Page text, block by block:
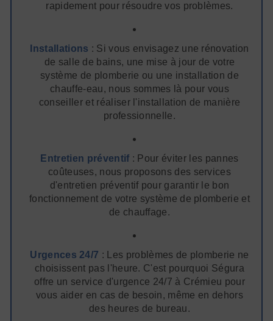
rapidement pour résoudre vos problèmes.
Installations : Si vous envisagez une rénovation
de salle de bains, une mise à jour de votre
système de plomberie ou une installation de
chauffe-eau, nous sommes là pour vous
conseiller et réaliser l'installation de manière
professionnelle.
Entretien préventif : Pour éviter les pannes
coûteuses, nous proposons des services
d'entretien préventif pour garantir le bon
fonctionnement de votre système de plomberie et
de chauffage.
Urgences 24/7 : Les problèmes de plomberie ne
choisissent pas l'heure. C'est pourquoi Ségura
offre un service d'urgence 24/7 à Crémieu pour
vous aider en cas de besoin, même en dehors
des heures de bureau.